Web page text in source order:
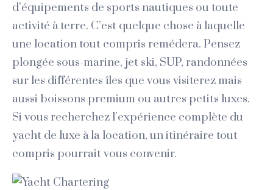
d’équipements de sports nautiques ou toute
activité à terre. C’est quelque chose à laquelle
une location tout compris remédera. Pensez
plongée sous-marine, jet ski, SUP, randonnées
sur les différentes îles que vous visiterez mais
aussi boissons premium ou autres petits luxes.
Si vous recherchez l’expérience complète du
yacht de luxe à la location, un itinéraire tout
compris pourrait vous convenir.